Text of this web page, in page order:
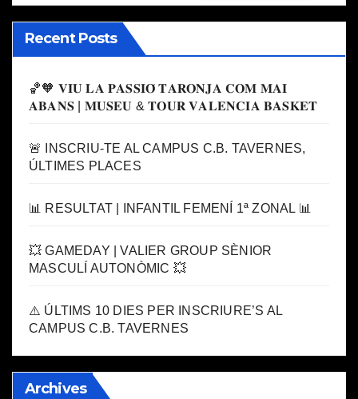
Recent Posts
🏀🧡 𝐕𝐈𝐔 𝐋𝐀 𝐏𝐀𝐒𝐒𝐈𝐎́ 𝐓𝐀𝐑𝐎𝐍𝐉𝐀 𝐂𝐎𝐌 𝐌𝐀𝐈
𝐀𝐁𝐀𝐍𝐒 | 𝐌𝐔𝐒𝐄𝐔 & 𝐓𝐎𝐔𝐑 𝐕𝐀𝐋𝐄𝐍𝐂𝐈𝐀 𝐁𝐀𝐒𝐊𝐄𝐓
🚨 INSCRIU-TE AL CAMPUS C.B. TAVERNES,
ÚLTIMES PLACES
📊 RESULTAT | INFANTIL FEMENÍ 1ª ZONAL 📊
💥 GAMEDAY | VALIER GROUP SÈNIOR
MASCULÍ AUTONÒMIC 💥
⚠️ ÚLTIMS 10 DIES PER INSCRIURE’S AL
CAMPUS C.B. TAVERNES
Archives